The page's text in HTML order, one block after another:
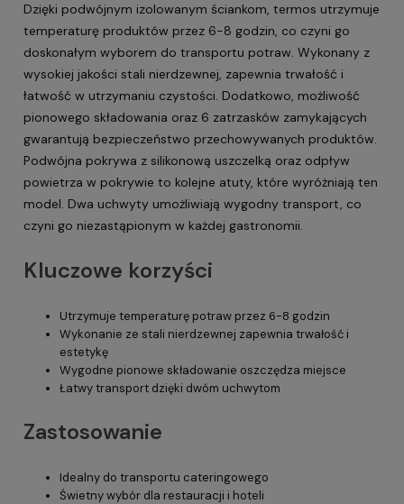
Dzięki podwójnym izolowanym ściankom, termos utrzymuje
temperaturę produktów przez 6-8 godzin, co czyni go
doskonałym wyborem do transportu potraw. Wykonany z
wysokiej jakości stali nierdzewnej, zapewnia trwałość i
łatwość w utrzymaniu czystości. Dodatkowo, możliwość
pionowego składowania oraz 6 zatrzasków zamykających
gwarantują bezpieczeństwo przechowywanych produktów.
Podwójna pokrywa z silikonową uszczelką oraz odpływ
powietrza w pokrywie to kolejne atuty, które wyróżniają ten
model. Dwa uchwyty umożliwiają wygodny transport, co
czyni go niezastąpionym w każdej gastronomii.
Kluczowe korzyści
Utrzymuje temperaturę potraw przez 6-8 godzin
Wykonanie ze stali nierdzewnej zapewnia trwałość i
estetykę
Wygodne pionowe składowanie oszczędza miejsce
Łatwy transport dzięki dwóm uchwytom
Zastosowanie
Idealny do transportu cateringowego
Świetny wybór dla restauracji i hoteli